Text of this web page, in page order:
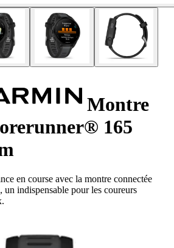
Montre
165
en course avec la montre connectée
indispensable pour les coureurs